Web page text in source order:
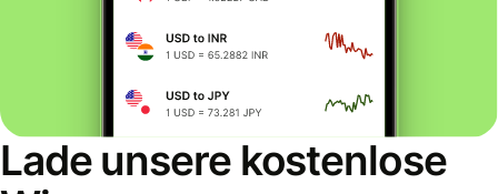
Lade unsere kostenlose